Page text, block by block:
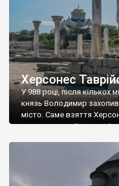
Херсонес
У 988 році, після кількох
князь Володимир захопив
місто. Саме взяття
диктувати свої умови
Херсонесі Володимир-
А потім було Хрещення